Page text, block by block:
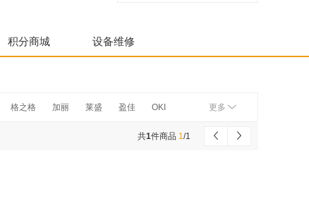
积分商城 设备维修
格之格 加丽 莱盛 盈佳 OKI
华为
更多
共1件商品 1/1